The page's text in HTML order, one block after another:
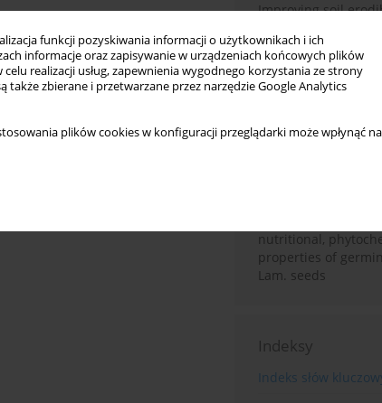
funkcji pozyskiwania informacji o użytkownikach i ich
informacje oraz zapisywanie w urządzeniach końcowych plików
realizacji usług, zapewnienia wygodnego korzystania ze strony
także zbierane i przetwarzane przez narzędzie Google Analytics
plików cookies w konfiguracji przeglądarki może wpłynąć na
Improving soil
a plasticity-based
Mediterranean
northern Morocco
Deep Learning
Prediction:
Memory Neural
Capturing Extreme
Ouergha Basin,
Comparative
priming strategies
nutritional,
properties of
Lam. seeds
Indeksy
Indeks słów